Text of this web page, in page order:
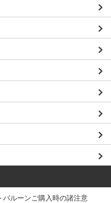
ルーンご購入時の諸注意